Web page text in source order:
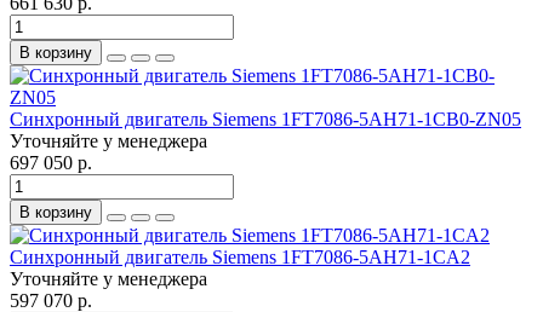
В корзину
Синхронный двигатель Siemens 1FT7086-5AH71-1CB0-ZN05
Уточняйте у менеджера
697 050 р.
В корзину
Синхронный двигатель Siemens 1FT7086-5AH71-1CA2
Уточняйте у менеджера
597 070 р.